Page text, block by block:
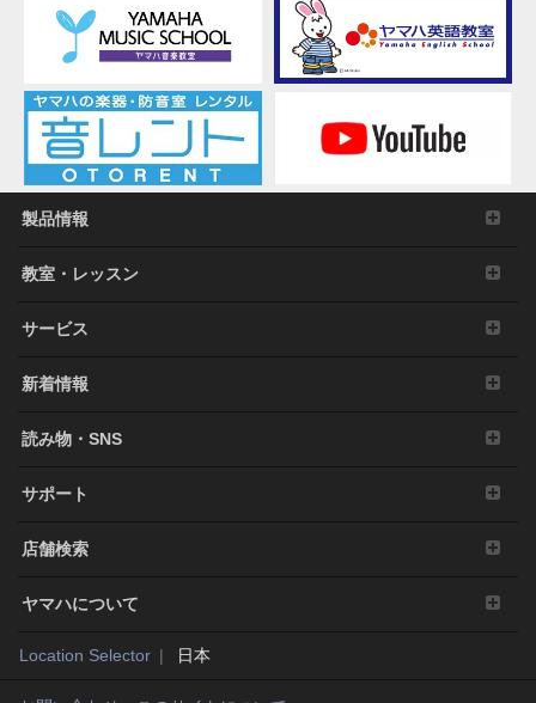
シ
ョ
ン」
製品情報
教室・レッスン
サービス
新着情報
読み物・SNS
サポート
店舗検索
ヤマハについて
Location Selector 日本